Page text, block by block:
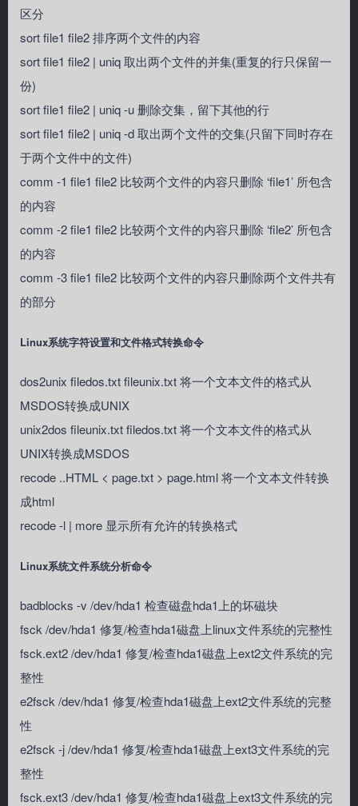
区分
sort file1 file2 排序两个文件的内容
sort file1 file2 | uniq 取出两个文件的并集(重复的行只保留一
份)
sort file1 file2 | uniq -u 删除交集，留下其他的行
sort file1 file2 | uniq -d 取出两个文件的交集(只留下同时存在
于两个文件中的文件)
comm -1 file1 file2 比较两个文件的内容只删除 ‘file1’ 所包含
的内容
comm -2 file1 file2 比较两个文件的内容只删除 ‘file2’ 所包含
的内容
comm -3 file1 file2 比较两个文件的内容只删除两个文件共有
的部分
Linux系统字符设置和文件格式转换命令
dos2unix filedos.txt fileunix.txt 将一个文本文件的格式从
MSDOS转换成UNIX
unix2dos fileunix.txt filedos.txt 将一个文本文件的格式从
UNIX转换成MSDOS
recode ..HTML < page.txt > page.html 将一个文本文件转换
成html
recode -l | more 显示所有允许的转换格式
Linux系统文件系统分析命令
badblocks -v /dev/hda1 检查磁盘hda1上的坏磁块
fsck /dev/hda1 修复/检查hda1磁盘上linux文件系统的完整性
fsck.ext2 /dev/hda1 修复/检查hda1磁盘上ext2文件系统的完
整性
e2fsck /dev/hda1 修复/检查hda1磁盘上ext2文件系统的完整
性
e2fsck -j /dev/hda1 修复/检查hda1磁盘上ext3文件系统的完
整性
fsck.ext3 /dev/hda1 修复/检查hda1磁盘上ext3文件系统的完